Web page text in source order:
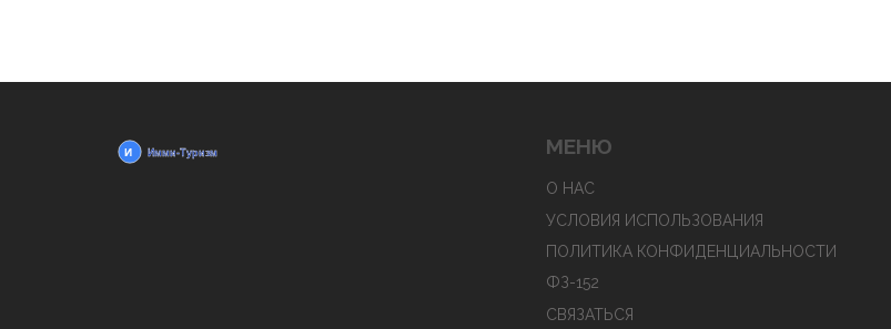
МЕНЮ
О НАС
УСЛОВИЯ ИСПОЛЬЗОВАНИЯ
ПОЛИТИКА КОНФИДЕНЦИАЛЬНОСТИ
ФЗ-152
СВЯЗАТЬСЯ